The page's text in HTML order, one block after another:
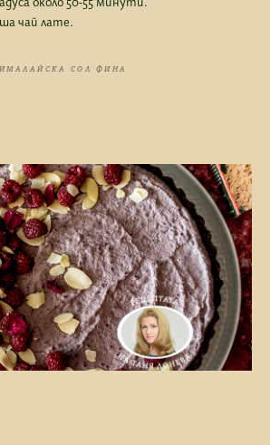
чай лате.
СОЛ ФИНА